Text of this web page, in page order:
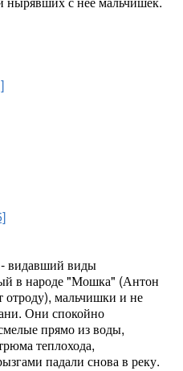
видавший виды
в народе "Мошка" (Антон
отроду), мальчишки и не
Они спокойно
прямо из воды,
теплохода,
падали снова в реку.